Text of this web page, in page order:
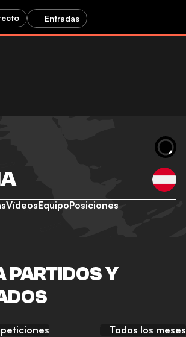
Entradas
VídeosEquipoPosiciones
PARTIDOS Y
Todos los meses